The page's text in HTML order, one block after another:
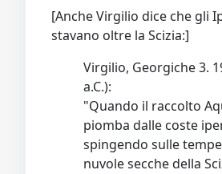
[Anche Virgilio dice che gli
stavano oltre la Scizia:]
Virgilio, Georgiche 3.
a.C.):
"Quando il raccolto
piomba dalle coste
spingendo sulle
nuvole secche della